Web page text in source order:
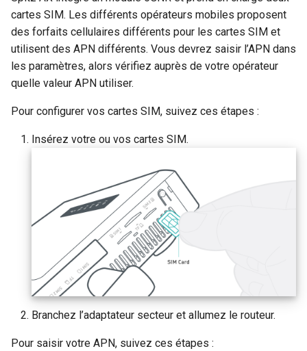
cartes SIM. Les différents opérateurs mobiles proposent
des forfaits cellulaires différents pour les cartes SIM et
utilisent des APN différents. Vous devrez saisir l’APN dans
les paramètres, alors vérifiez auprès de votre opérateur
quelle valeur APN utiliser.
Pour configurer vos cartes SIM, suivez ces étapes :
Insérez votre ou vos cartes SIM.
Branchez l’adaptateur secteur et allumez le routeur.
Pour saisir votre APN, suivez ces étapes :